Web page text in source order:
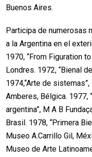
Buenos Aires.
Participa de numerosas
a la Argentina en el
1970, “From Figuration
Londres. 1972, “Bienal
1974,“Arte de
Amberes, Bélgica. 1977,
argentina”, M A B
Brasil. 1978, “Primera
Museo A.Carrillo Gil,
Museo de Arte